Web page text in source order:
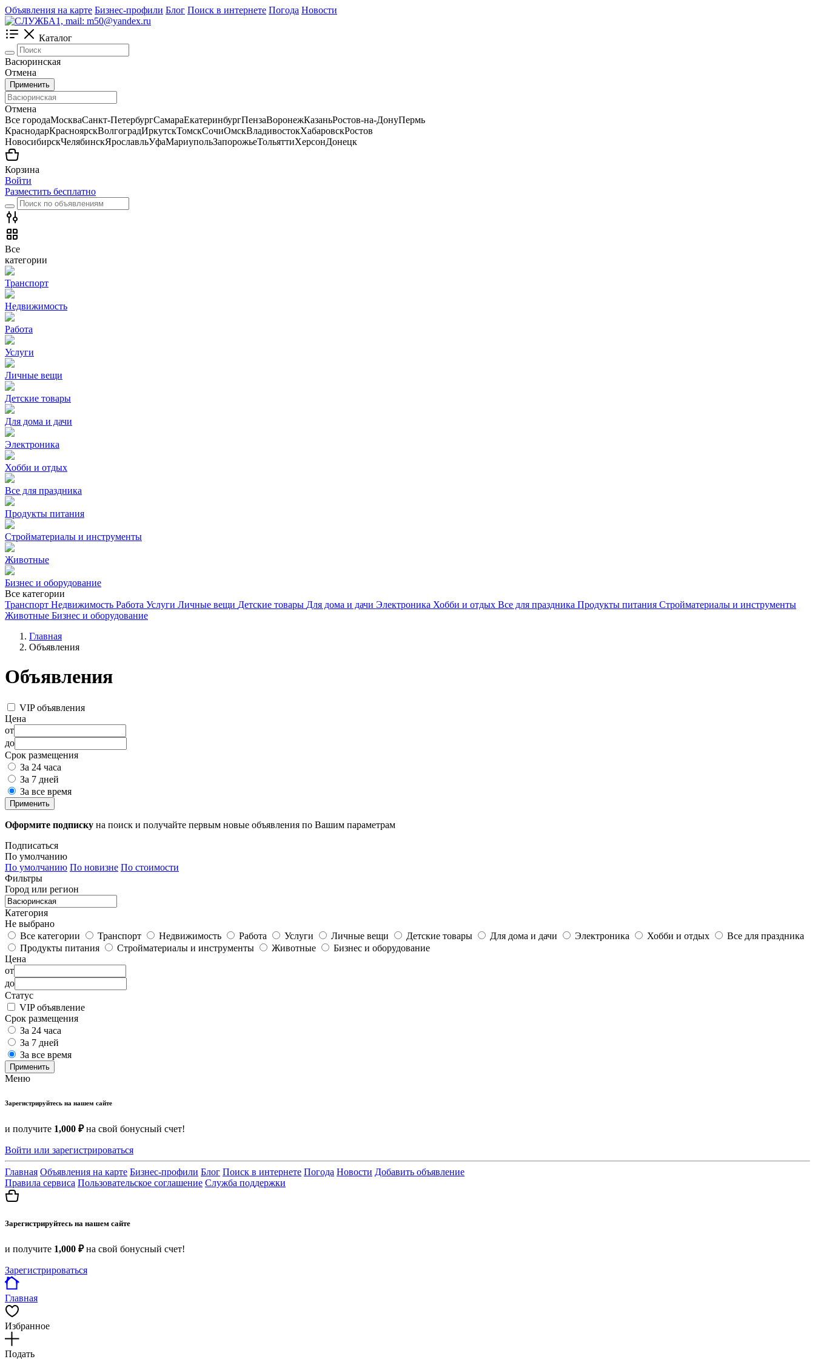
Объявления на карте Бизнес-профили Блог Поиск в интернете Погода Новости
Каталог
Васюринская
Отмена
Применить
Отмена
Все городаМоскваСанкт-ПетербургСамараЕкатеринбургПензаВоронежКазаньРостов-на-ДонуПермь
КраснодарКрасноярскВолгоградИркутскТомскСочиОмскВладивостокХабаровскРостов
НовосибирскЧелябинскЯрославльУфаМариупольЗапорожьеТольяттиХерсонДонецк
Корзина
Войти
Разместить бесплатно
Все
категории
Транспорт
Недвижимость
Работа
Услуги
Личные вещи
Детские товары
Для дома и дачи
Электроника
Хобби и отдых
Все для праздника
Продукты питания
Стройматериалы и инструменты
Животные
Бизнес и оборудование
Все категории
Транспорт Недвижимость Работа Услуги Личные вещи Детские товары Для дома и дачи Электроника Хобби и отдых Все для праздника Продукты питания Стройматериалы и инструменты
Животные Бизнес и оборудование
Главная
Объявления
Объявления
VIP объявления
Цена
от
до
Срок размещения
За 24 часа
За 7 дней
За все время
Применить
Оформите подписку на поиск и получайте первым новые объявления по Вашим параметрам
Подписаться
По умолчанию
По умолчанию По новизне По стоимости
Фильтры
Город или регион
Категория
Не выбрано
Все категории
Транспорт Недвижимость Работа Услуги Личные вещи Детские товары Для дома и дачи Электроника Хобби и отдых
Все для праздника
Продукты питания
Стройматериалы и инструменты Животные
Бизнес и оборудование
Цена
от
до
Статус
VIP объявление
Срок размещения
За 24 часа
За 7 дней
За все время
Применить
Меню
Зарегистрируйтесь на нашем сайте
и получите 1,000 ₽на свой бонусный счет!
Войти или зарегистрироваться
Главная Объявления на карте Бизнес-профили Блог Поиск в интернете Погода Новости Добавить объявление
Правила сервиса Пользовательское соглашение Служба поддержки
Зарегистрируйтесь на нашем сайте
и получите 1,000 ₽на свой бонусный счет!
Зарегистрироваться
Главная
Избранное
Подать